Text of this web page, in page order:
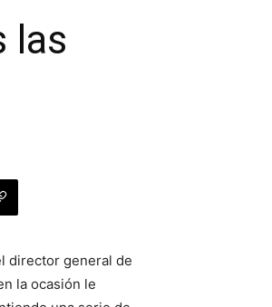
las
director general de
la ocasión le